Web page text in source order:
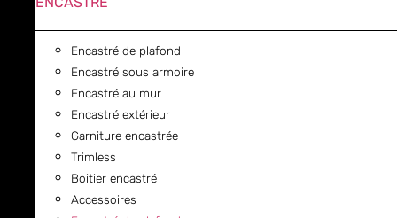
Encastré de plafond
Encastré sous armoire
Encastré au mur
Encastré extérieur
Garniture encastrée
Trimless
Boitier encastré
Accessoires